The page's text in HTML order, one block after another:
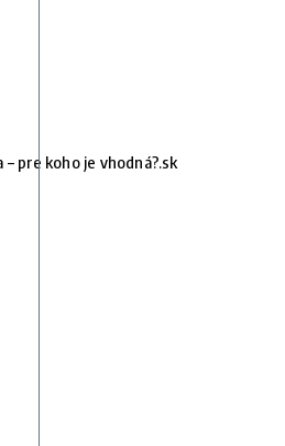
pre koho je vhodná?.sk